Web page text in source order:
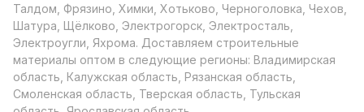
Талдом, Фрязино, Химки, Хотьково, Черноголовка, Чехов,
Шатура, Щёлково, Электрогорск, Электросталь,
Электроугли, Яхрома. Доставляем строительные
материалы оптом в следующие регионы: Владимирская
область, Калужская область, Рязанская область,
Смоленская область, Тверская область, Тульская